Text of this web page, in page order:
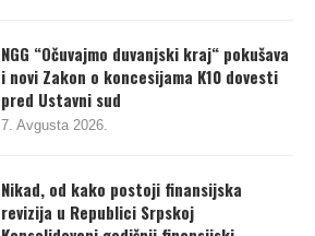
NGG “Očuvajmo duvanjski kraj“ pokušava
i novi Zakon o koncesijama K10 dovesti
pred Ustavni sud
7. Avgusta 2026.
Nikad, od kako postoji finansijska
revizija u Republici Srpskoj